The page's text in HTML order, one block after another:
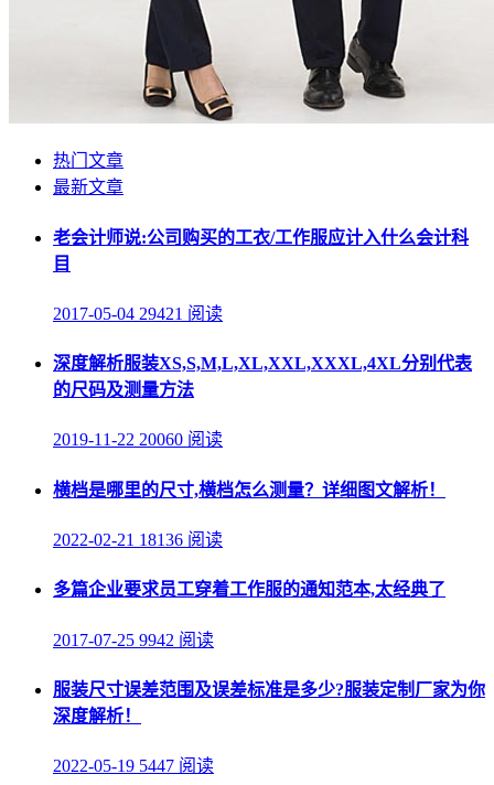
热门文章
最新文章
老会计师说:公司购买的工衣/工作服应计入什么会计科
目
2017-05-04 29421 阅读
深度解析服装XS,S,M,L,XL,XXL,XXXL,4XL分别代表
的尺码及测量方法
2019-11-22 20060 阅读
横档是哪里的尺寸,横档怎么测量？详细图文解析！
2022-02-21 18136 阅读
多篇企业要求员工穿着工作服的通知范本,太经典了
2017-07-25 9942 阅读
服装尺寸误差范围及误差标准是多少?服装定制厂家为你
深度解析！
2022-05-19 5447 阅读